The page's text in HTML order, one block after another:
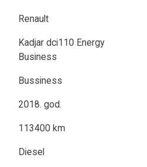
Renault
Kadjar dci110 Energy
Business
Bussiness
2018. god.
113400 km
Diesel